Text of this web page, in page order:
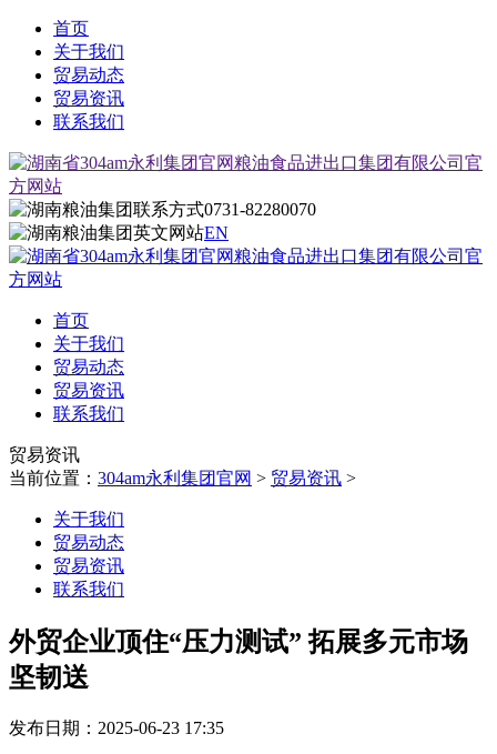
首页
关于我们
贸易动态
贸易资讯
联系我们
0731-82280070
EN
首页
关于我们
贸易动态
贸易资讯
联系我们
贸易资讯
当前位置： 304am永利集团官网 > 贸易资讯 >
关于我们
贸易动态
贸易资讯
联系我们
外贸企业顶住“压力测试” 拓展多元市场
坚韧送
发布日期：2025-06-23 17:35